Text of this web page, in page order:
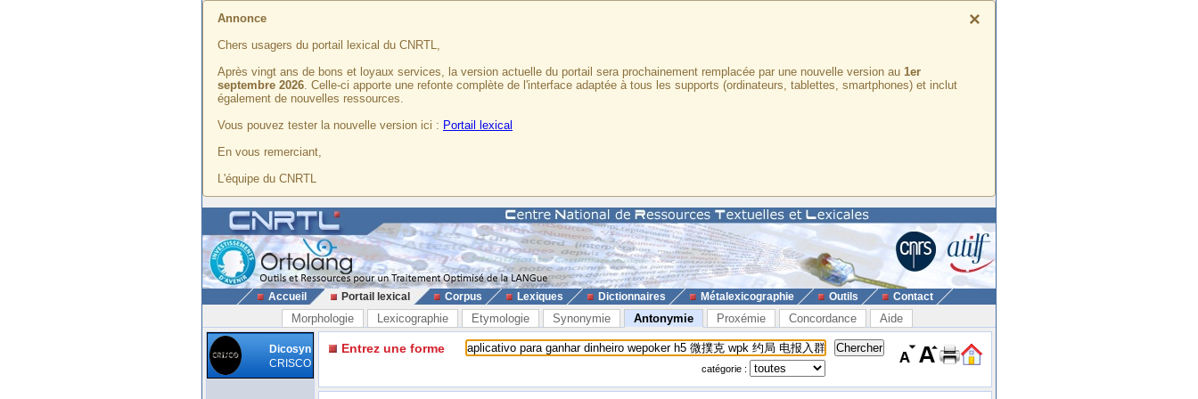
×
Annonce
Chers usagers du portail lexical du CNRTL,
Après vingt ans de bons et loyaux services, la version actuelle du portail sera prochainement remplacée par une nouvelle version au 1er
septembre 2026. Celle-ci apporte une refonte complète de l'interface adaptée à tous les supports (ordinateurs, tablettes, smartphones) et inclut
également de nouvelles ressources.
Vous pouvez tester la nouvelle version ici : Portail lexical
En vous remerciant,
L'équipe du CNRTL
Accueil Portail lexical Corpus Lexiques Dictionnaires Métalexicographie Outils Contact
Morphologie Lexicographie Etymologie Synonymie Antonymie Proxémie Concordance Aide
Dicosyn
CRISCO
Entrez une forme
catégorie :